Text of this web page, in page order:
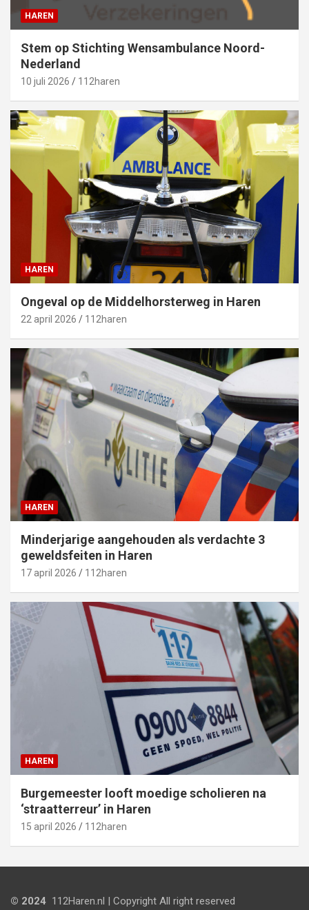
HAREN
Stem op Stichting Wensambulance Noord-
Nederland
10 juli 2026 112haren
HAREN
Ongeval op de Middelhorsterweg in Haren
22 april 2026 112haren
HAREN
Minderjarige aangehouden als verdachte 3
geweldsfeiten in Haren
17 april 2026 112haren
HAREN
Burgemeester looft moedige scholieren na
‘straatterreur’ in Haren
15 april 2026 112haren
© 2024 112Haren.nl | Copyright All right reserved